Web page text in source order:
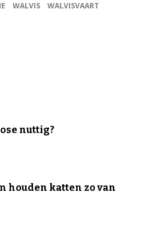
WALVIS
WALVISVAART
nuttig?
houden katten zo van